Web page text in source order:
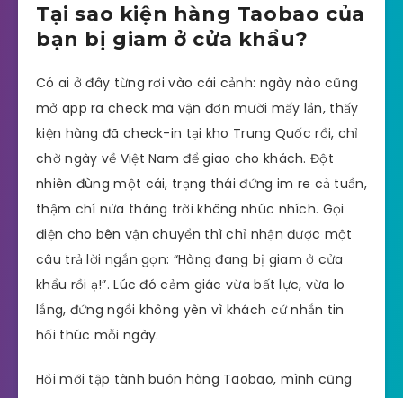
Tại sao kiện hàng Taobao của
bạn bị giam ở cửa khẩu?
Có ai ở đây từng rơi vào cái cảnh: ngày nào cũng
mở app ra check mã vận đơn mười mấy lần, thấy
kiện hàng đã check-in tại kho Trung Quốc rồi, chỉ
chờ ngày về Việt Nam để giao cho khách. Đột
nhiên đùng một cái, trạng thái đứng im re cả tuần,
thậm chí nửa tháng trời không nhúc nhích. Gọi
điện cho bên vận chuyển thì chỉ nhận được một
câu trả lời ngắn gọn: “Hàng đang bị giam ở cửa
khẩu rồi ạ!”. Lúc đó cảm giác vừa bất lực, vừa lo
lắng, đứng ngồi không yên vì khách cứ nhắn tin
hối thúc mỗi ngày.
Hồi mới tập tành buôn hàng Taobao, mình cũng